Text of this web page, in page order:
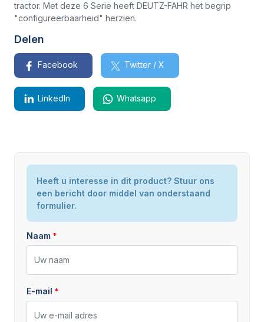
tractor. Met deze 6 Serie heeft DEUTZ-FAHR het begrip
"configureerbaarheid" herzien.
Delen
Facebook Twitter / X
LinkedIn Whatsapp
Model / Type Stage V 6 serie
Heeft u interesse in dit product? Stuur ons
een bericht door middel van onderstaand
formulier.
Naam
E-mail